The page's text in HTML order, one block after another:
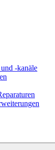
-kanäle